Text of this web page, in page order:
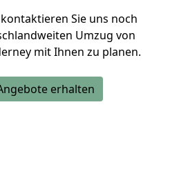
Sie uns noch
Umzug von
mit Ihnen zu planen.
erhalten